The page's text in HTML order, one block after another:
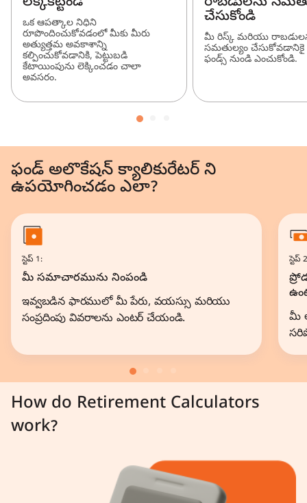
ఒక ఆపత్కాల నిధిని
రూపొందించుకోవడంలో మీకు మీరు
అత్యుత్తమ అవకాశాన్ని
కల్పించుకోవడానికి, పెట్టుబడి
కేటాయింపును లెక్కించడం చాలా
అవసరం.
చేసుకోండి
మీ రిస్క్ మరియు
సమతుల్యం చేసుకోవడానికై
ఫండ్స్ నుండి ఎంచుకోండి.
ఫండ్ అలొకేషన్ క్యాలికురేటర్ ని
ఉపయోగించడం ఎలా?
స్టెప్ 1:
మీ సమాచారమును నింపండి
ఇవ్వబడిన ఫారములో మీ పేరు, వయస్సు మరియు
సంప్రదింపు వివరాలను ఎంటర్ చేయండి.
స్టెప్
మీ
How do Retirement Calculators
work?